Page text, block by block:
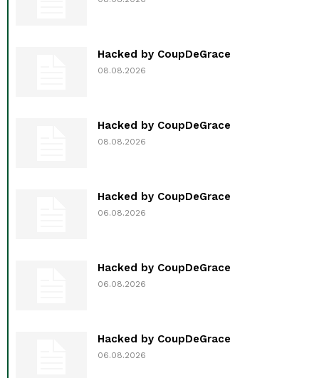
Hacked by CoupDeGrace
08.08.2026
Hacked by CoupDeGrace
08.08.2026
Hacked by CoupDeGrace
06.08.2026
Hacked by CoupDeGrace
06.08.2026
Hacked by CoupDeGrace
06.08.2026